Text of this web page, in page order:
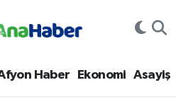
Haber Ekonomi Asayiş
Eczaneler
Durumu